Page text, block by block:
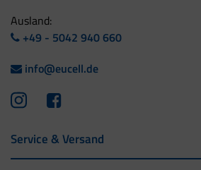
Ausland:
+49 - 5042 940 660
info@eucell.de
Service & Versand